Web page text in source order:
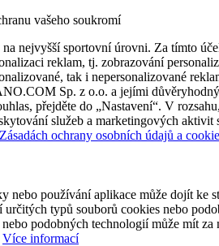
vašeho soukromí
nejvyšší sportovní úrovni. Za tímto
reklam, tj. zobrazování
tak i nepersonalizované
Sp. z o.o. a jejími
přejděte do „Nastavení“. V
služeb a marketingových
Zásadách ochrany osobních údajů a
nebo používání aplikace může dojít ke
určitých typů souborů cookies nebo
podobných technologií může mít
Více informací